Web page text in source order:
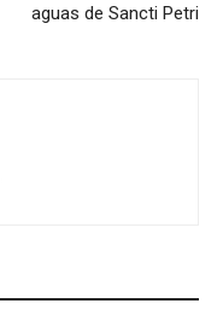
aguas de Sancti Petri